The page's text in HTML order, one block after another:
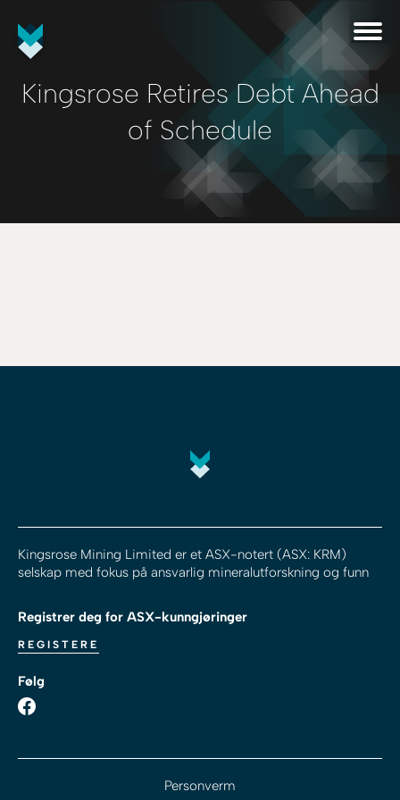
Kingsrose Retires Debt Ahead
of Schedule
Kingsrose Mining Limited er et ASX-notert (ASX: KRM)
selskap med fokus på ansvarlig mineralutforskning og funn
Registrer deg for ASX-kunngjøringer
REGISTERE
Følg
Personverm